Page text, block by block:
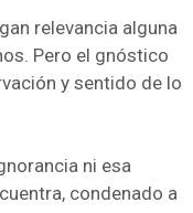
relevancia alguna
Pero el gnóstico
y sentido de lo
ni esa
condenado a